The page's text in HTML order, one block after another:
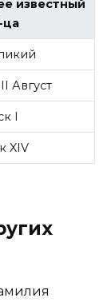
известный
ца
Август
I
XIV